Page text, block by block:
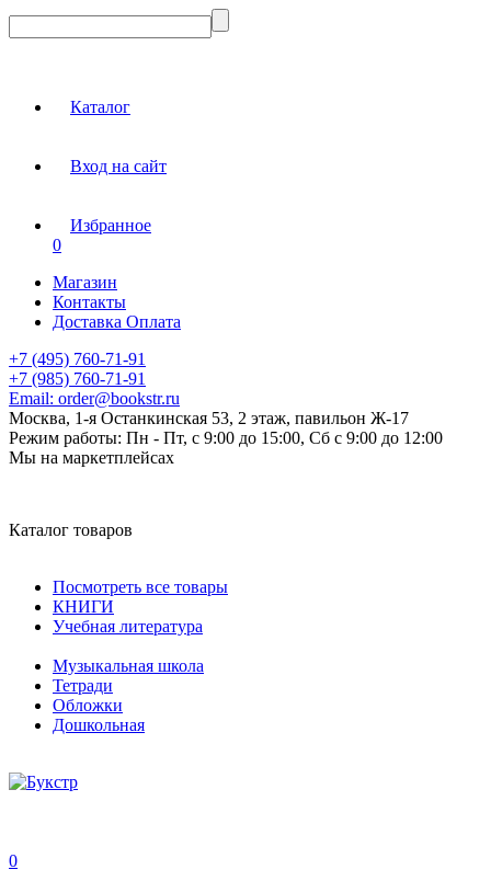
Каталог
Вход на сайт
Избранное
0
Магазин
Контакты
Доставка Оплата
+7 (495) 760-71-91
+7 (985) 760-71-91
Email: order@bookstr.ru
Москва, 1-я Останкинская 53, 2 этаж, павильон Ж-17
Режим работы: Пн - Пт, с 9:00 до 15:00, Сб с 9:00 до 12:00
Мы на маркетплейсах
Каталог товаров
Посмотреть все товары
КНИГИ
Учебная литература
Музыкальная школа
Тетради
Обложки
Дошкольная
0